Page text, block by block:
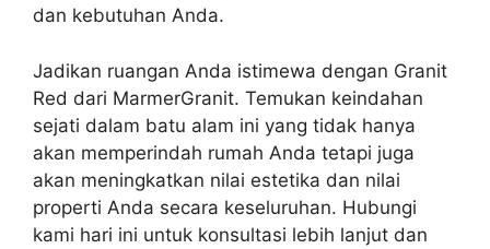
dan kebutuhan Anda.
Jadikan ruangan Anda istimewa dengan Granit
Red dari MarmerGranit. Temukan keindahan
sejati dalam batu alam ini yang tidak hanya
akan memperindah rumah Anda tetapi juga
akan meningkatkan nilai estetika dan nilai
properti Anda secara keseluruhan. Hubungi
kami hari ini untuk konsultasi lebih lanjut dan